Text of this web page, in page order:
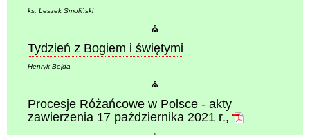
ks. Leszek Smoliński
⛪
Tydzień z Bogiem i świętymi
Henryk Bejda
⛪
Procesje Różańcowe w Polsce - akty
zawierzenia 17 października 2021 r.,